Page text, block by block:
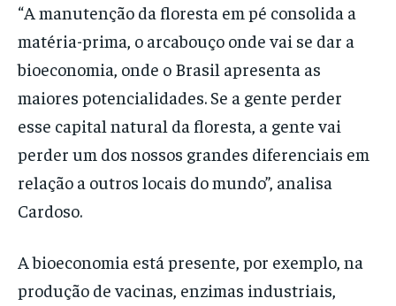
“A manutenção da floresta em pé consolida a
matéria-prima, o arcabouço onde vai se dar a
bioeconomia, onde o Brasil apresenta as
maiores potencialidades. Se a gente perder
esse capital natural da floresta, a gente vai
perder um dos nossos grandes diferenciais em
relação a outros locais do mundo”, analisa
Cardoso.
A bioeconomia está presente, por exemplo, na
produção de vacinas, enzimas industriais,